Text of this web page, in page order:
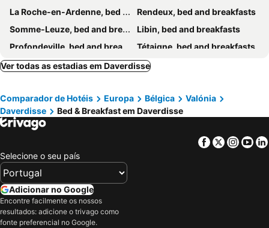
La Roche-en-Ardenne, bed and breakfasts
Rendeux, bed and breakfasts
Somme-Leuze, bed and breakfasts
Libin, bed and breakfasts
Profondeville, bed and breakfasts
Tétaigne, bed and breakfasts
Charleville-Mézières, bed and breakfasts
Bièvre, bed and breakfasts
Marche-en-Famenne, bed and breakfasts
Philippeville, bed and breakfasts
Erezée, bed and breakfasts
Couvin, bed and breakfasts
Gedinne, bed and breakfasts
Rancennes, bed and breakfasts
Nassogne, bed and breakfasts
Beauraing, bed and breakfasts
Ciney, bed and breakfasts
Anhée, bed and breakfasts
Vresse-sur-Semois, bed and breakfasts
Ver todas as estadias em Daverdisse
Comparador de Hotéis Europa Bélgica
Valónia
Daverdisse
Bed & Breakfast em Daverdisse
Facebook
Twitter
Selecione o seu país
Adicionar no Google
Encontre facilmente os nossos
resultados: adicione o trivago como
fonte preferencial no Google.